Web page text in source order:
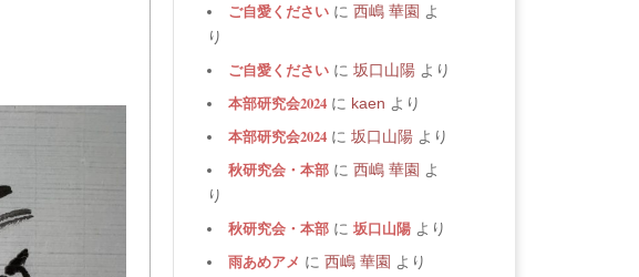
ご自愛ください に 西嶋 華園 よ
り
ご自愛ください に 坂口山陽 より
本部研究会2024 に kaen より
本部研究会2024 に 坂口山陽 より
秋研究会・本部 に 西嶋 華園 よ
り
秋研究会・本部 に 坂口山陽 より
雨あめアメ に 西嶋 華園 より